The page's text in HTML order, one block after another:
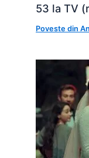
53 la TV
Poveste din